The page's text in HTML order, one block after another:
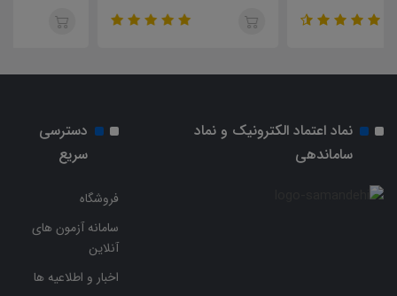
نماد اعتماد الکترونیک و نماد
ساماندهی
دسترسی
سریع
فروشگاه
سامانه آزمون های
آنلاین
اخبار و اطلاعیه ها